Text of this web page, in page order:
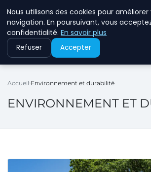
Accueil Environnement et durabilité
ENVIRONNEMENT ET
Nous utilisons des cookies pour
navigation. En poursuivant, vous
confidentialité. En savoir plus
Refuser Accepter